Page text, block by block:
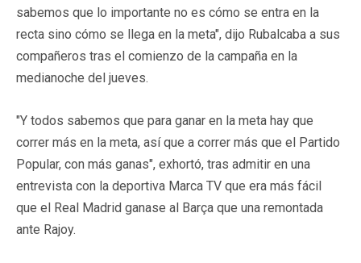
sabemos que lo importante no es cómo se entra en la
recta sino cómo se llega en la meta", dijo Rubalcaba a sus
compañeros tras el comienzo de la campaña en la
medianoche del jueves.
"Y todos sabemos que para ganar en la meta hay que
correr más en la meta, así que a correr más que el Partido
Popular, con más ganas", exhortó, tras admitir en una
entrevista con la deportiva Marca TV que era más fácil
que el Real Madrid ganase al Barça que una remontada
ante Rajoy.